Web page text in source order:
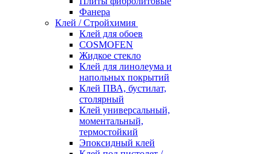
Фанера
Клей / Стройхимия
Клей для обоев
COSMOFEN
Жидкое стекло
Клей для линолеума и
напольных покрытий
Клей ПВА, бустилат,
столярный
Клей универсальный,
моментальный,
термостойкий
Эпоксидный клей